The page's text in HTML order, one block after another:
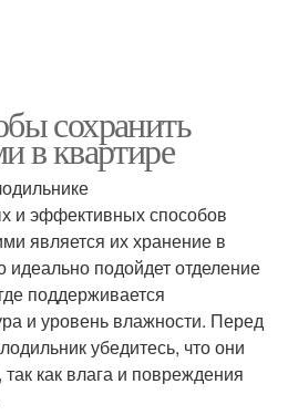
сохранить
в квартире
и эффективных способов
является их хранение в
идеально подойдет отделение
поддерживается
и уровень влажности. Перед
убедитесь, что они
как влага и повреждения